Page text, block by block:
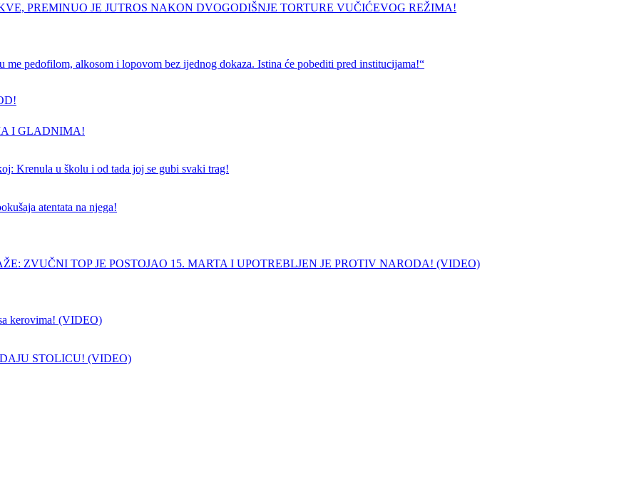
PREMINUO JE JUTROS NAKON DVOGODIŠNJE TORTURE VUČIĆEVOG REŽIMA!
pedofilom, alkosom i lopovom bez ijednog dokaza. Istina će pobediti pred institucijama!“
I GLADNIMA!
Krenula u školu i od tada joj se gubi svaki trag!
atentata na njega!
ZVUČNI TOP JE POSTOJAO 15. MARTA I UPOTREBLJEN JE PROTIV NARODA! (VIDEO)
kerovima! (VIDEO)
STOLICU! (VIDEO)